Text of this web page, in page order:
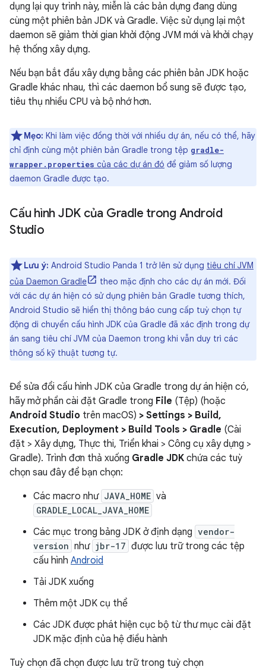
dụng lại quy trình này, miễn là các bản dựng đang dùng
cùng một phiên bản JDK và Gradle. Việc sử dụng lại một
daemon sẽ giảm thời gian khởi động JVM mới và khởi chạy
hệ thống xây dựng.
Nếu bạn bắt đầu xây dựng bằng các phiên bản JDK hoặc
Gradle khác nhau, thì các daemon bổ sung sẽ được tạo,
tiêu thụ nhiều CPU và bộ nhớ hơn.
Mẹo: Khi làm việc đồng thời với nhiều dự án, nếu có thể, hãy
chỉ định cùng một phiên bản Gradle trong tệp gradle-
wrapper.properties của các dự án đó để giảm số lượng
daemon Gradle được tạo.
Cấu hình JDK của Gradle trong Android
Studio
Lưu ý: Android Studio Panda 1 trở lên sử dụng tiêu chí JVM
của Daemon Gradle
theo mặc định cho các dự án mới. Đối
với các dự án hiện có sử dụng phiên bản Gradle tương thích,
Android Studio sẽ hiển thị thông báo cung cấp tuỳ chọn tự
động di chuyển cấu hình JDK của Gradle đã xác định trong dự
án sang tiêu chí JVM của Daemon trong khi vẫn duy trì các
thông số kỹ thuật tương tự.
Để sửa đổi cấu hình JDK của Gradle trong dự án hiện có,
hãy mở phần cài đặt Gradle trong File (Tệp) (hoặc
Android Studio trên macOS) > Settings > Build,
Execution, Deployment > Build Tools > Gradle (Cài
đặt > Xây dựng, Thực thi, Triển khai > Công cụ xây dựng >
Gradle). Trình đơn thả xuống Gradle JDK chứa các tuỳ
chọn sau đây để bạn chọn:
Các macro như JAVA_HOME và
GRADLE_LOCAL_JAVA_HOME
Các mục trong bảng JDK ở định dạng vendor-
version như jbr-17 được lưu trữ trong các tệp
cấu hình Android
Tải JDK xuống
Thêm một JDK cụ thể
Các JDK được phát hiện cục bộ từ thư mục cài đặt
JDK mặc định của hệ điều hành
Tuỳ chọn đã chọn được lưu trữ trong tuỳ chọn